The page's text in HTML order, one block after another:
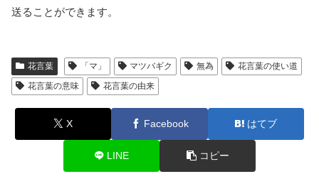
送ることができます。
花言葉 「マ」 マツバギク 無為
花言葉の使い道
花言葉の意味
花言葉の由来
X Facebook はてブ
LINE コピー